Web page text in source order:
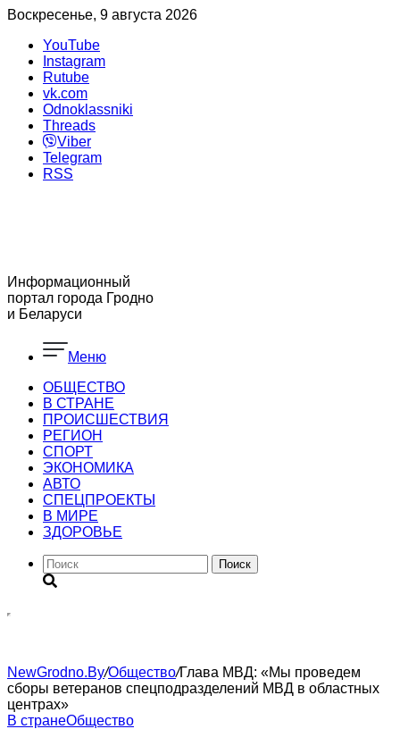
Воскресенье, 9 августа 2026
YouTube
Instagram
Rutube
vk.com
Odnoklassniki
Threads
Viber
Telegram
RSS
Информационный
портал города Гродно
и Беларуси
Меню
ОБЩЕСТВО
В СТРАНЕ
ПРОИСШЕСТВИЯ
РЕГИОН
CПОРТ
ЭКОНОМИКА
АВТО
СПЕЦПРОЕКТЫ
В МИРЕ
ЗДОРОВЬЕ
Поиск
NewGrodno.By/Общество/Глава МВД: «Мы проведем
сборы ветеранов спецподразделений МВД в областных
центрах»
В странеОбщество